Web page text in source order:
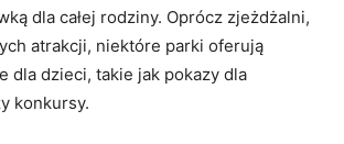
⁢dla całej rodziny. Oprócz zjeżdżalni,
atrakcji, niektóre parki oferują‍
dla dzieci, ⁣takie jak⁣ pokazy dla
konkursy.